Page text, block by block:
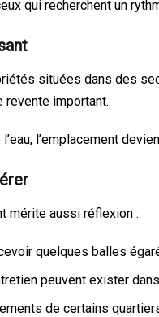
qui recherchent un
situées dans des
revente important.
l’emplacement
mérite aussi réflexion :
quelques balles
peuvent exister
de certains